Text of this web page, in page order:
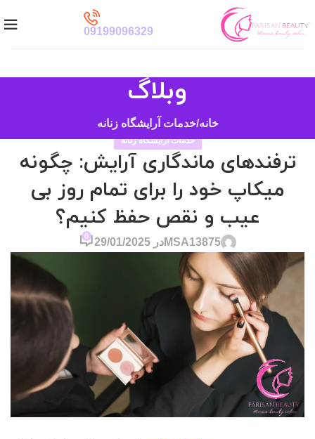
09199096329
وبلاگ
خانه خدمات آرایشگاه زنانه
خدمات آرایشگاه زنانه
ترفندهای ماندگاری آرایش: چگونه
میکاپ خود را برای تمام روز بی
عیب و نقص حفظ کنیم؟
MSA13875در 29/01/2025
0